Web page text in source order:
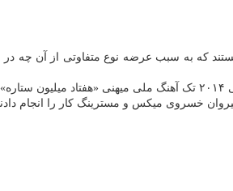
که به سبب عرضه نوع متفاوتی از آن چه در
خسروی میکس و مسترینگ کار را انجام